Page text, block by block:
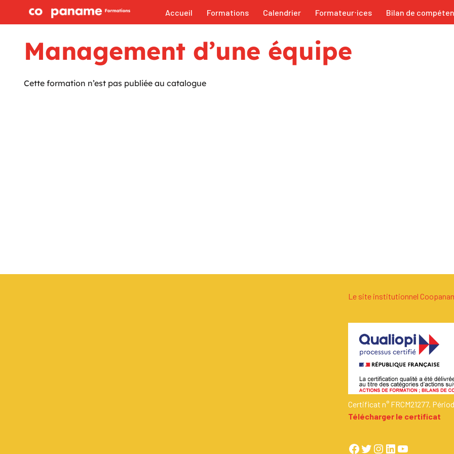
Aller
contenu
Accueil Formations Calendrier Formateur⋅ices Bilan de
Management d’une équipe
Cette formation n’est pas publiée au catalogue
Le site institutionnel
Certificat n° FRCM21277.
Télécharger le certificat